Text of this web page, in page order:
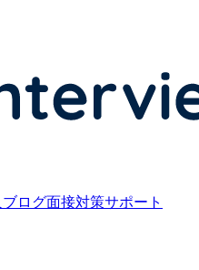
ブログ面接対策サポート